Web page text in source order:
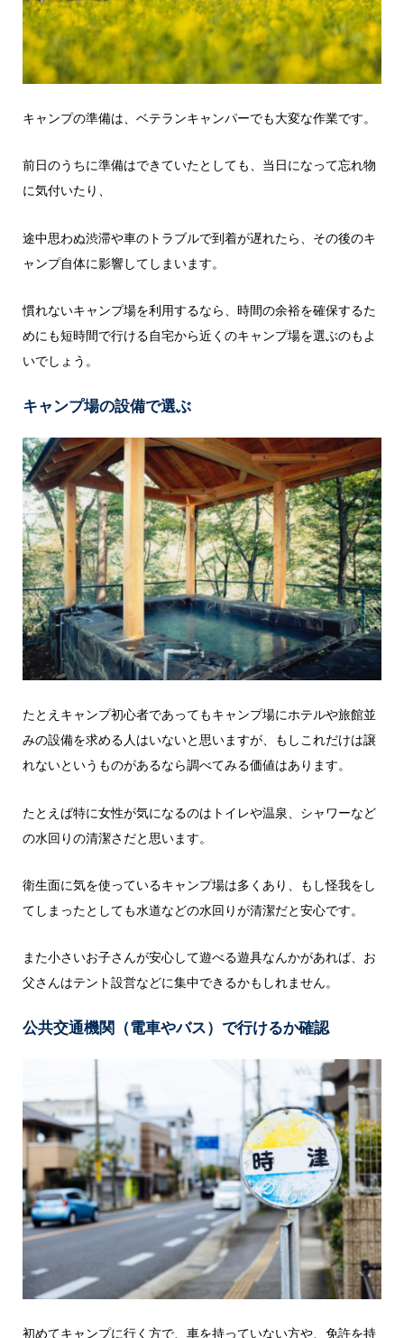
キャンプの準備は、ベテランキャンパーでも大変な作業です。
前日のうちに準備はできていたとしても、当日になって忘れ物
に気付いたり、
途中思わぬ渋滞や車のトラブルで到着が遅れたら、その後のキ
ャンプ自体に影響してしまいます。
慣れないキャンプ場を利用するなら、時間の余裕を確保するた
めにも短時間で行ける自宅から近くのキャンプ場を選ぶのもよ
いでしょう。
キャンプ場の設備で選ぶ
たとえキャンプ初心者であってもキャンプ場にホテルや旅館並
みの設備を求める人はいないと思いますが、もしこれだけは譲
れないというものがあるなら調べてみる価値はあります。
たとえば特に女性が気になるのはトイレや温泉、シャワーなど
の水回りの清潔さだと思います。
衛生面に気を使っているキャンプ場は多くあり、もし怪我をし
てしまったとしても水道などの水回りが清潔だと安心です。
また小さいお子さんが安心して遊べる遊具なんかがあれば、お
父さんはテント設営などに集中できるかもしれません。
公共交通機関（電車やバス）で行けるか確認
初めてキャンプに行く方で、車を持っていない方や、免許を持